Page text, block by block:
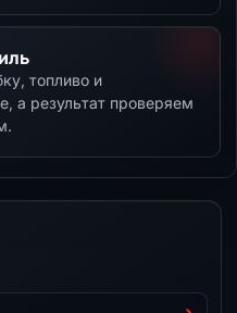
топливо и
а результат проверяем